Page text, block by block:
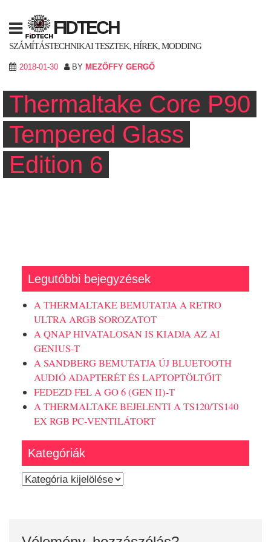
content
FIDTECH
SZÁMÍTÁSTECHNIKAI TESZTEK, HÍREK, MODDING
2018-01-30 BY MEZŐFFY GERGŐ
Thermaltake Core P90
Tempered Glass
Edition 6
Legutóbbi bejegyzések
A THERMALTAKE BEMUTATJA A RETRO
ULTRA ARGB SOROZATOT
A QNAP HIVATALOSAN IS KIADJA AZ AI
GENIUS-T
A SANDBERG BEMUTATJA ÚJ BLUETOOTH
AUDIÓ ADAPTERÉT ÉS LAPTOPTÖLTŐIT
FEDEZD FEL A GO 6 (GEN II)-T
A THERMALTAKE BEJELENTI A TS120/TS140
EX RGB PC-VENTILÁTORT
Kategóriák
Kategóriák